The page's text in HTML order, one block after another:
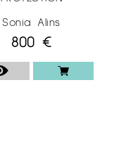
Sonia Alins
800 €